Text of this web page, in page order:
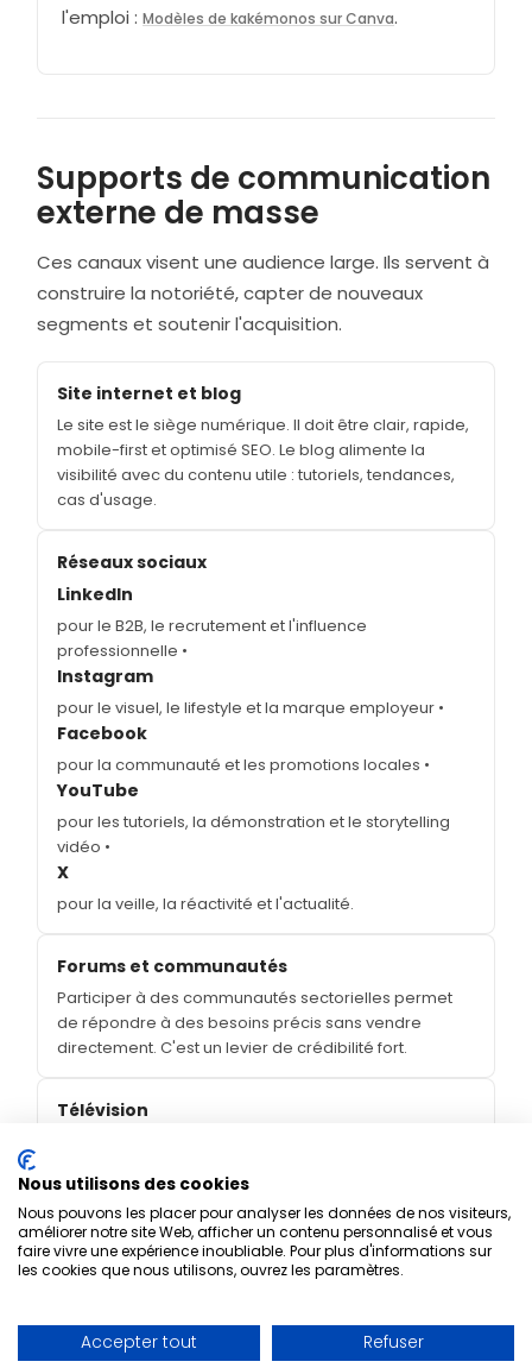
l'emploi : Modèles de kakémonos sur Canva.
Supports de communication
externe de masse
Ces canaux visent une audience large. Ils servent à
construire la notoriété, capter de nouveaux
segments et soutenir l'acquisition.
Site internet et blog
Le site est le siège numérique. Il doit être clair, rapide,
mobile-first et optimisé SEO. Le blog alimente la
visibilité avec du contenu utile : tutoriels, tendances,
cas d'usage.
Réseaux sociaux
LinkedIn
pour le B2B, le recrutement et l'influence
professionnelle •
Instagram
pour le visuel, le lifestyle et la marque employeur •
Facebook
pour la communauté et les promotions locales •
YouTube
pour les tutoriels, la démonstration et le storytelling
vidéo •
X
pour la veille, la réactivité et l'actualité.
Forums et communautés
Participer à des communautés sectorielles permet
de répondre à des besoins précis sans vendre
directement. C'est un levier de crédibilité fort.
Télévision
marques grand public ou des lancements nationaux.
Radio
La radio locale ou thématique cible par zone ou
avec un jingle et une promesse claire.
Nous utilisons des cookies
Nous pouvons les placer pour analyser les données de nos visiteurs,
améliorer notre site Web, afficher un contenu personnalisé et vous
faire vivre une expérience inoubliable. Pour plus d'informations sur
les cookies que nous utilisons, ouvrez les paramètres.
Accepter tout
Refuser